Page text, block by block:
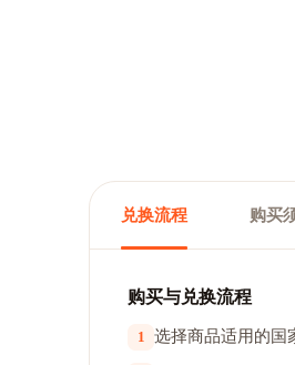
兑换流程 购买
购买与兑换流程
1 选择商品适用的国